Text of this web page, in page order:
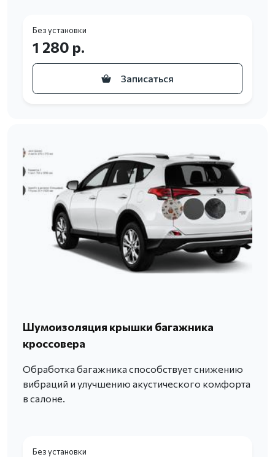
Без установки
1 280 р.
Записаться
Шумоизоляция крышки багажника
кроссовера
Обработка багажника способствует снижению
вибраций и улучшению акустического комфорта
в салоне.
Без установки